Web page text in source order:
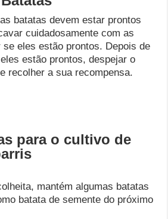
batatas devem estar prontos
cuidadosamente com as
eles estão prontos. Depois de
estão prontos, despejar o
recolher a sua recompensa.
para o cultivo de
mantém algumas batatas
batata de semente do próximo